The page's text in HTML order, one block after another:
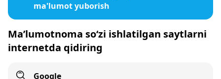
ma'lumot yuborish
Ma’lumotnoma so‘zi ishlatilgan saytlarni
internetda qidiring
Google